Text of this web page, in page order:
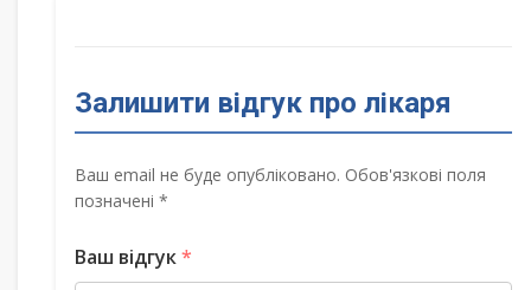
Залишити відгук про лікаря
Ваш email не буде опубліковано. Обов'язкові поля
позначені *
Ваш відгук*